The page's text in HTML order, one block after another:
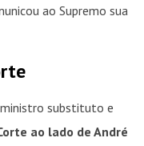
ao Supremo sua
substituto e
ao lado de André